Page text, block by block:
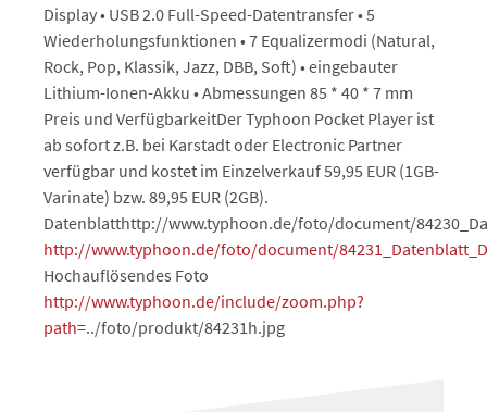
Display • USB 2.0 Full-Speed-Datentransfer • 5
Wiederholungsfunktionen • 7 Equalizermodi (Natural,
Rock, Pop, Klassik, Jazz, DBB, Soft) • eingebauter
Lithium-Ionen-Akku • Abmessungen 85 * 40 * 7 mm
Preis und VerfügbarkeitDer Typhoon Pocket Player ist
ab sofort z.B. bei Karstadt oder Electronic Partner
verfügbar und kostet im Einzelverkauf 59,95 EUR (1GB-
Varinate) bzw. 89,95 EUR (2GB).
Datenblatthttp://www.typhoon.de/foto/document/
http://www.typhoon.de/foto/document/
Hochauflösendes Foto
http://www.typhoon.de/include/zoom.php?
path=../foto/produkt/84231h.jpg